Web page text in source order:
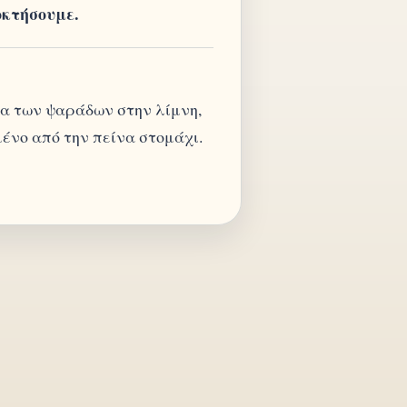
των ψαράδων στην λίμνη,
από την πείνα στομάχι.